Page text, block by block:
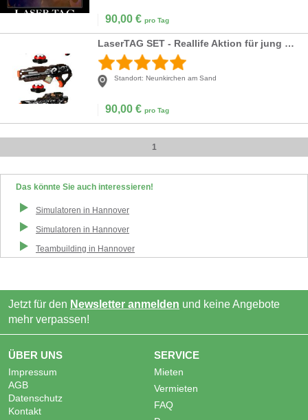
90,00 € pro Tag
LaserTAG SET - Reallife Aktion für jung und alt
Standort: Neunkirchen am Sand
90,00 € pro Tag
1
Das könnte Sie auch interessieren!
Simulatoren in Hannover
Simulatoren in Hannover
Teambuilding in Hannover
Jetzt für den Newsletter anmelden und keine Angebote
mehr verpassen!
ÜBER UNS
Impressum
AGB
Datenschutz
Kontakt
SERVICE
Mieten
Vermieten
FAQ